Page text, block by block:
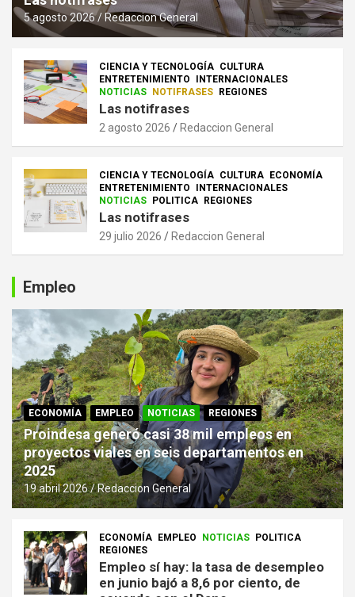
5 agosto 2026 Redaccion General
CIENCIA Y TECNOLOGÍA CULTURA
ENTRETENIMIENTO
INTERNACIONALES
NOTICIAS NOTIFRASES REGIONES
Las notifrases
2 agosto 2026 Redaccion General
CIENCIA Y TECNOLOGÍA CULTURA ECONOMÍA
ENTRETENIMIENTO
INTERNACIONALES
NOTICIAS POLITICA REGIONES
Las notifrases
29 julio 2026 Redaccion General
Empleo
ECONOMÍA EMPLEO NOTICIAS REGIONES
Proindesa generó casi 38 mil empleos en
proyectos viales en seis departamentos en
2025
19 abril 2026 Redaccion General
ECONOMÍA EMPLEO NOTICIAS POLITICA
REGIONES
Empleo sí hay: la tasa de desempleo
en junio bajó a 8,6 por ciento, de